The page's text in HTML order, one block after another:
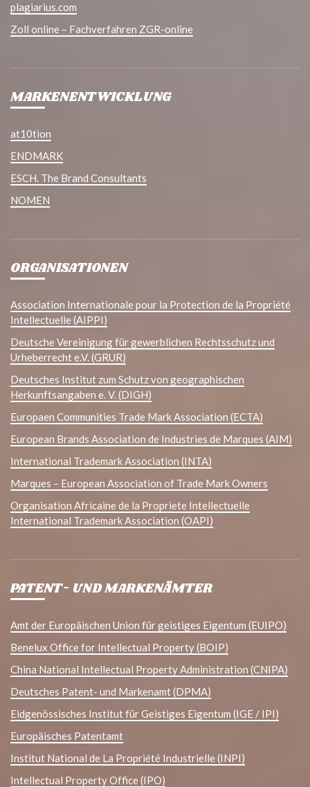
plagiarius.com
Zoll online – Fachverfahren ZGR-online
MARKENENTWICKLUNG
at10tion
ENDMARK
ESCH. The Brand Consultants
NOMEN
ORGANISATIONEN
Association Internationale pour la Protection de la Propriété
Intellectuelle (AIPPI)
Deutsche Vereinigung für gewerblichen Rechtsschutz und
Urheberrecht e.V. (GRUR)
Deutsches Institut zum Schutz von geographischen
Herkunftsangaben e. V. (DIGH)
Europaen Communities Trade Mark Association (ECTA)
European Brands Association de Industries de Marques (AIM)
International Trademark Association (INTA)
Marques – European Association of Trade Mark Owners
Organisation Africaine de la Propriete Intellectuelle
International Trademark Association (OAPI)
PATENT- UND MARKENÄMTER
Amt der Europäischen Union für geistiges Eigentum (EUIPO)
Benelux Office for Intellectual Property (BOIP)
China National Intellectual Property Administration (CNIPA)
Deutsches Patent- und Markenamt (DPMA)
Eidgenössisches Institut für Geistiges Eigentum (IGE / IPI)
Europäisches Patentamt
Institut National de La Propriété Industrielle (INPI)
Intellectual Property Office (IPO)